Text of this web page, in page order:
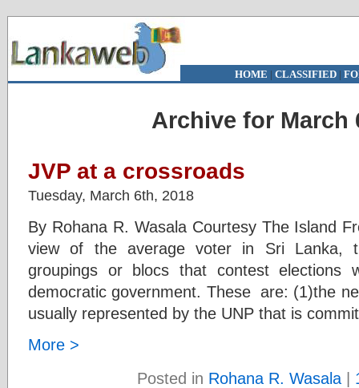
HOME | CLASSIFIED|
Archive for March
JVP at a crossroads
Tuesday, March 6th, 2018
By Rohana R. Wasala Courtesy The Island
view of the average voter in Sri Lanka,
groupings or blocs that contest
democratic government. These are: (1)the
usually represented by the UNP that is
More >
Posted in Rohana R. Wasala|